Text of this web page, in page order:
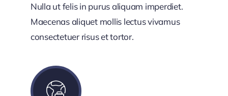
Nulla ut felis in purus aliquam imperdiet.
Maecenas aliquet mollis lectus vivamus
consectetuer risus et tortor.